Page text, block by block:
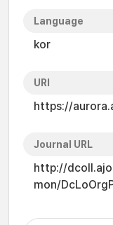
Language
kor
URI
https://
Journal URL
http://
mon/